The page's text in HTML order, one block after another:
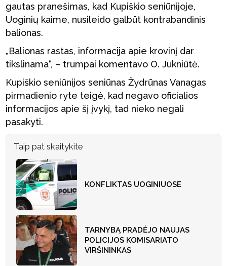
gautas pranešimas, kad Kupiškio seniūnijoje,
Uoginių kaime, nusileido galbūt kontrabandinis
balionas.
„Balionas rastas, informacija apie krovinį dar
tikslinama“, – trumpai komentavo O. Jukniūtė.
Kupiškio seniūnijos seniūnas Žydrūnas Vanagas
pirmadienio ryte teigė, kad negavo oficialios
informacijos apie šį įvykį, tad nieko negali
pasakyti.
Taip pat skaitykite
KONFLIKTAS UOGINIUOSE
TARNYBĄ PRADĖJO NAUJAS
POLICIJOS KOMISARIATO
VIRŠININKAS